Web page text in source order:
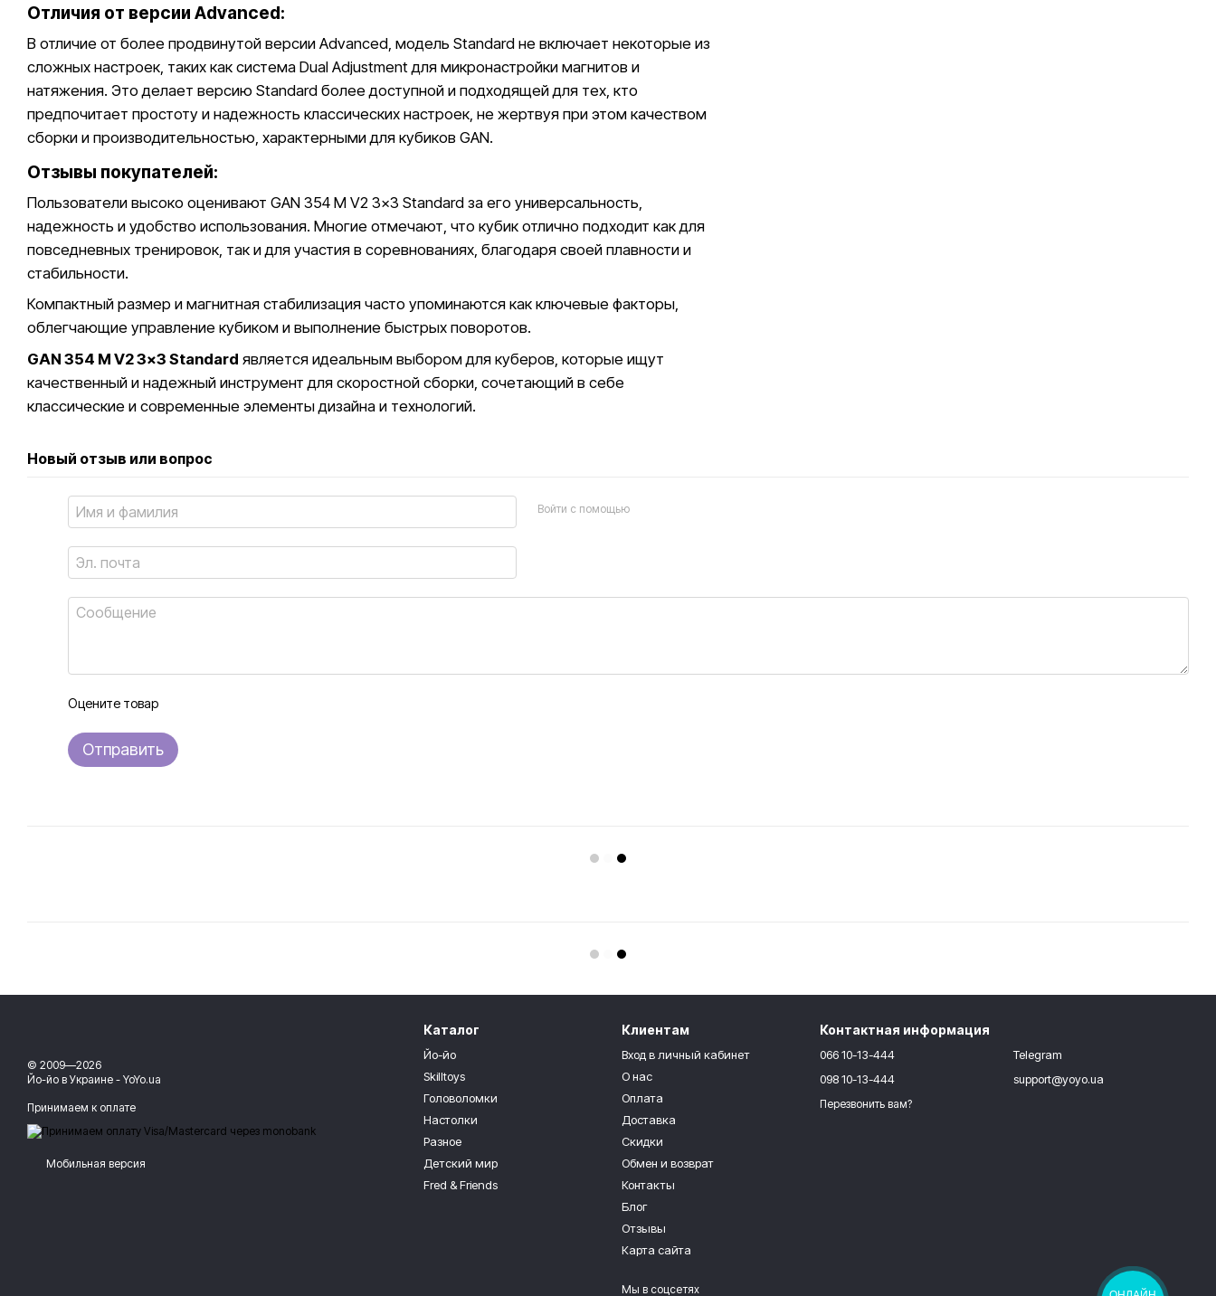
Отличия от версии Advanced:
В отличие от более продвинутой версии Advanced, модель Standard не включает некоторые из
сложных настроек, таких как система Dual Adjustment для микронастройки магнитов и
натяжения. Это делает версию Standard более доступной и подходящей для тех, кто
предпочитает простоту и надежность классических настроек, не жертвуя при этом качеством
сборки и производительностью, характерными для кубиков GAN.
Отзывы покупателей:
Пользователи высоко оценивают GAN 354 M V2 3x3 Standard за его универсальность,
надежность и удобство использования. Многие отмечают, что кубик отлично подходит как для
повседневных тренировок, так и для участия в соревнованиях, благодаря своей плавности и
стабильности.
Компактный размер и магнитная стабилизация часто упоминаются как ключевые факторы,
облегчающие управление кубиком и выполнение быстрых поворотов.
GAN 354 M V2 3x3 Standard является идеальным выбором для куберов, которые ищут
качественный и надежный инструмент для скоростной сборки, сочетающий в себе
классические и современные элементы дизайна и технологий.
Новый отзыв или вопрос
Войти с помощью
Оцените товар
Отправить
© 2009—2026
Йо-йо в Украине - YoYo.ua
Принимаем к оплате
Мобильная версия
Каталог
Йо-йо
Skilltoys
Головоломки
Настолки
Разное
Детский мир
Fred & Friends
Клиентам
Вход в личный кабинет
О нас
Оплата
Доставка
Скидки
Обмен и возврат
Контакты
Блог
Отзывы
Карта сайта
Мы в соцсетях
Контактная информация
066 10-13-444
098 10-13-444
Перезвонить вам?
Telegram
support@yoyo.ua